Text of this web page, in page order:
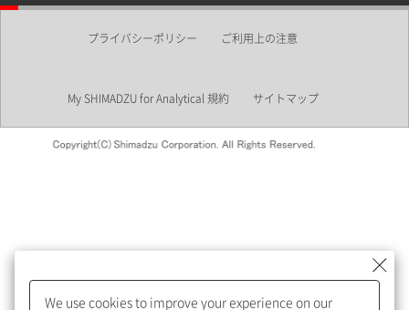
めします。
プライバシーポリシー ご利用上の注意
My SHIMADZU for Analytical 規約 サイトマップ
We use cookies to improve your experience on our